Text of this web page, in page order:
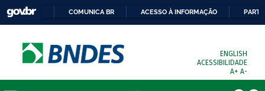
COMUNICA BR ACESSO À INFORMAÇÃO
ENGLISH
ACESSIBILIDADE
A+ A-